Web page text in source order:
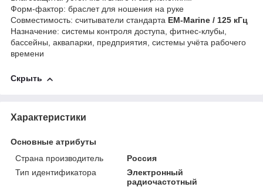
Форм-фактор: браслет для ношения на руке
Совместимость: считыватели стандарта EM-Marine / 125 кГц
Назначение: системы контроля доступа, фитнес-клубы,
бассейны, аквапарки, предприятия, системы учёта рабочего
времени
Скрыть
Характеристики
Основные атрибуты
Страна производитель
Россия
Тип идентификатора
Электронный
радиочастотный